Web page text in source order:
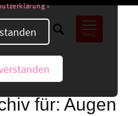
Menü
für: Augen
»